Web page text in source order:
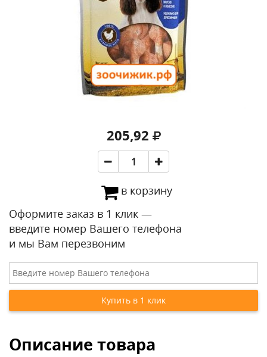
205,92
в корзину
Оформите заказ в 1 клик —
введите номер Вашего телефона
и мы Вам перезвоним
Описание товара